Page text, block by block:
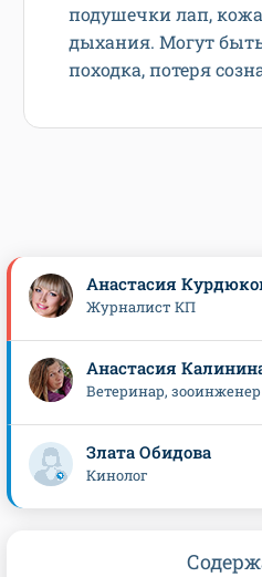
подушечки лап,
дыхания. Могут
походка, потеря
Анастасия
Журналист КП
Анастасия
Ветеринар, зооинженер
Злата Обидова
Кинолог